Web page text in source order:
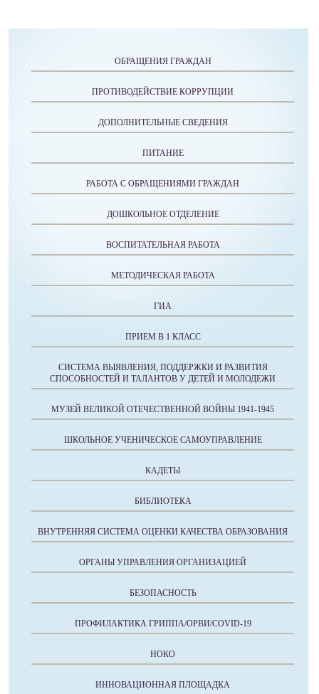
ОБРАЩЕНИЯ ГРАЖДАН
ПРОТИВОДЕЙСТВИЕ КОРРУПЦИИ
ДОПОЛНИТЕЛЬНЫЕ СВЕДЕНИЯ
ПИТАНИЕ
РАБОТА С ОБРАЩЕНИЯМИ ГРАЖДАН
ДОШКОЛЬНОЕ ОТДЕЛЕНИЕ
ВОСПИТАТЕЛЬНАЯ РАБОТА
МЕТОДИЧЕСКАЯ РАБОТА
ГИА
ПРИЕМ В 1 КЛАСС
СИСТЕМА ВЫЯВЛЕНИЯ, ПОДДЕРЖКИ И РАЗВИТИЯ
СПОСОБНОСТЕЙ И ТАЛАНТОВ У ДЕТЕЙ И МОЛОДЕЖИ
МУЗЕЙ ВЕЛИКОЙ ОТЕЧЕСТВЕННОЙ ВОЙНЫ 1941-1945
ШКОЛЬНОЕ УЧЕНИЧЕСКОЕ САМОУПРАВЛЕНИЕ
КАДЕТЫ
БИБЛИОТЕКА
ВНУТРЕННЯЯ СИСТЕМА ОЦЕНКИ КАЧЕСТВА ОБРАЗОВАНИЯ
ОРГАНЫ УПРАВЛЕНИЯ ОРГАНИЗАЦИЕЙ
БЕЗОПАСНОСТЬ
ПРОФИЛАКТИКА ГРИППА/ОРВИ/COVID-19
НОКО
ИННОВАЦИОННАЯ ПЛОЩАДКА